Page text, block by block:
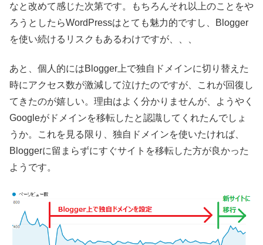
なと改めて感じた次第です。もちろんそれ以上のことをや
ろうとしたらWordPressはとても魅力的ですし、Blogger
を使い続けるリスクもあるわけですが、、、
あと、個人的にはBlogger上で独自ドメインに切り替えた
時にアクセス数が激減して泣けたのですが、これが回復し
てきたのが嬉しい。理由はよく分かりませんが、ようやく
Googleがドメインを移転したと認識してくれたんでしょ
うか。これを見る限り、独自ドメインを使いたければ、
Bloggerに留まらずにすぐサイトを移転した方が良かった
ようです。